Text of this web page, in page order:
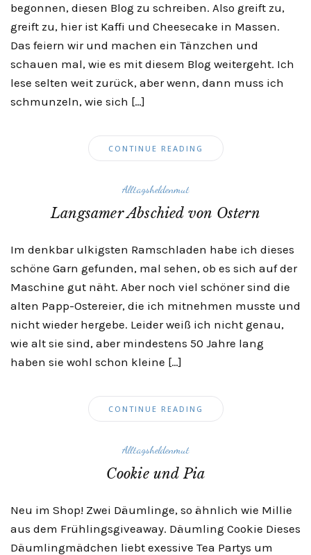
begonnen, diesen Blog zu schreiben. Also greift zu,
greift zu, hier ist Kaffi und Cheesecake in Massen.
Das feiern wir und machen ein Tänzchen und
schauen mal, wie es mit diesem Blog weitergeht. Ich
lese selten weit zurück, aber wenn, dann muss ich
schmunzeln, wie sich […]
CONTINUE READING
Alltagsheldenmut
Langsamer Abschied von Ostern
Im denkbar ulkigsten Ramschladen habe ich dieses
schöne Garn gefunden, mal sehen, ob es sich auf der
Maschine gut näht. Aber noch viel schöner sind die
alten Papp-Ostereier, die ich mitnehmen musste und
nicht wieder hergebe. Leider weiß ich nicht genau,
wie alt sie sind, aber mindestens 50 Jahre lang
haben sie wohl schon kleine […]
CONTINUE READING
Alltagsheldenmut
Cookie und Pia
Neu im Shop! Zwei Däumlinge, so ähnlich wie Millie
aus dem Frühlingsgiveaway. Däumling Cookie Dieses
Däumlingmädchen liebt exessive Tea Partys um